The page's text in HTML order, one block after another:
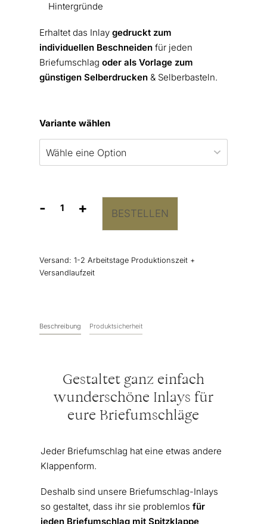
Hintergründe
Erhaltet das Inlay gedruckt zum
individuellen Beschneidenfür jeden
Briefumschlag oder als Vorlage zum
günstigen Selberdrucken& Selberbasteln.
Variante wählen
-
Briefumschlag-
+ BESTELLEN
Versand: 1-2 Arbeitstage Produktionszeit +
Versandlaufzeit
Beschreibung Produktsicherheit
Gestaltet ganz einfach
wunderschöne Inlays für
eure Briefumschläge
Jeder Briefumschlag hat eine etwas andere
Klappenform.
Deshalb sind unsere Briefumschlag-Inlays
so gestaltet, dass ihr sie problemlos für
jeden Briefumschlag mit Spitzklappe